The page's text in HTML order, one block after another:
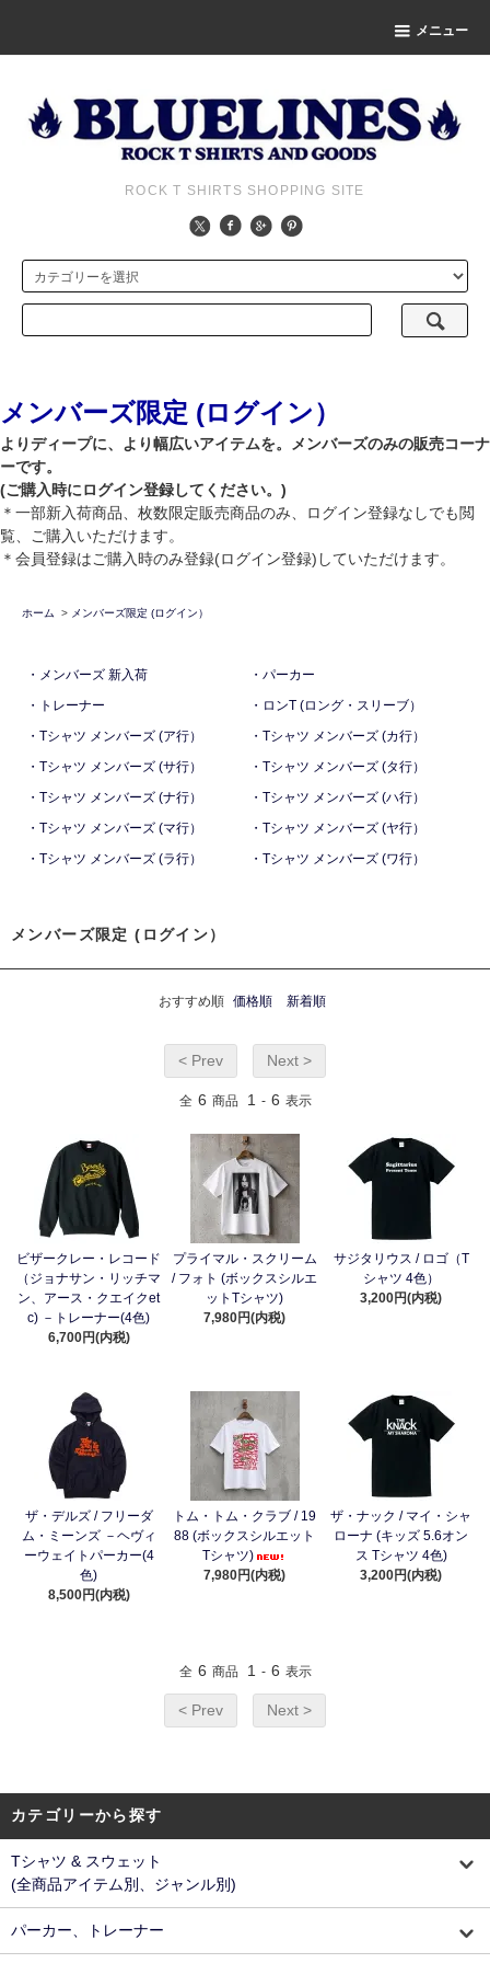
メニュー
ROCK T SHIRTS SHOPPING SITE
メンバーズ限定 (ログイン）
よりディープに、より幅広いアイテムを。メンバーズのみの販売コーナ
ーです。
(ご購入時にログイン登録してください。)
＊一部新入荷商品、枚数限定販売商品のみ、ログイン登録なしでも閲
覧、ご購入いただけます。
＊会員登録はご購入時のみ登録(ログイン登録)していただけます。
ホーム > メンバーズ限定 (ログイン）
・メンバーズ 新入荷
・パーカー
・トレーナー
・ロンT (ロング・スリーブ）
・Tシャツ メンバーズ (ア行）
・Tシャツ メンバーズ (カ行）
・Tシャツ メンバーズ (サ行）
・Tシャツ メンバーズ (タ行）
・Tシャツ メンバーズ (ナ行）
・Tシャツ メンバーズ (ハ行）
・Tシャツ メンバーズ (マ行）
・Tシャツ メンバーズ (ヤ行）
・Tシャツ メンバーズ (ラ行）
・Tシャツ メンバーズ (ワ行）
メンバーズ限定 (ログイン）
おすすめ順 価格順 新着順
< Prev Next >
全 6 商品 1 - 6 表示
ビザークレー・レコード
（ジョナサン・リッチマ
ン、アース・クエイクet
c) －トレーナー(4色)
6,700円(内税)
プライマル・スクリーム
/ フォト (ボックスシルエ
ットTシャツ)
7,980円(内税)
サジタリウス / ロゴ（T
シャツ 4色）
3,200円(内税)
ザ・デルズ / フリーダ
ム・ミーンズ －ヘヴィ
ーウェイトパーカー(4
色)
8,500円(内税)
トム・トム・クラブ / 19
88 (ボックスシルエット
Tシャツ)
7,980円(内税)
ザ・ナック / マイ・シャ
ローナ (キッズ 5.6オン
ス Tシャツ 4色)
3,200円(内税)
全 6 商品 1 - 6 表示
< Prev Next >
カテゴリーから探す
Tシャツ & スウェット
(全商品アイテム別、ジャンル別)
パーカー、トレーナー